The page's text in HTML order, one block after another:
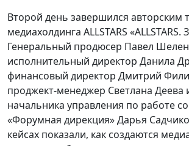
Второй день завершился авторским
медиахолдинга ALLSTARS «ALLSTARS.
Генеральный продюсер Павел
исполнительный директор Данила
финансовый директор Дмитрий
проджект-менеджер Светлана Деева
начальника управления по работе
«Форумная дирекция» Дарья
кейсах показали, как создаются